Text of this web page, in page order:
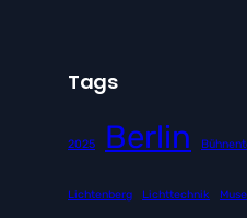
Tags
2025 Berlin
Lichtenberg Lichttechnik